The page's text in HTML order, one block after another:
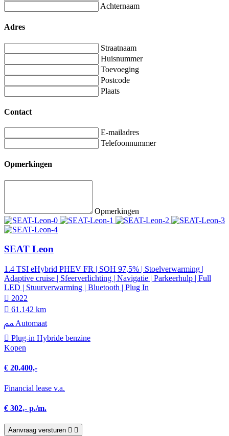
Achternaam
Adres
Straatnaam
Huisnummer
Toevoeging
Postcode
Plaats
Contact
E-mailadres
Telefoonnummer
Opmerkingen
Opmerkingen
SEAT Leon
1.4 TSI eHybrid PHEV FR | SOH 97,5% | Stoelverwarming |
Adaptive cruise | Sfeerverlichting | Navigatie | Parkeerhulp | Full
LED | Stuurverwarming | Bluetooth | Plug In
2022
61.142 km
Automaat
Plug-in Hybride benzine
Kopen
€ 20.400,-
Financial lease v.a.
€ 302,- p./m.
Aanvraag versturen